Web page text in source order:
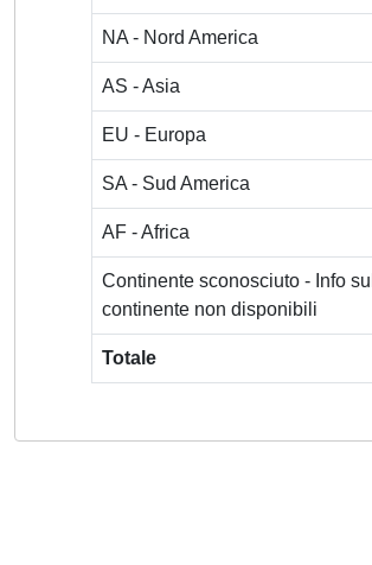
NA - Nord America
AS - Asia
EU - Europa
SA - Sud America
AF - Africa
Continente sconosciuto - Info sul
continente non disponibili
Totale